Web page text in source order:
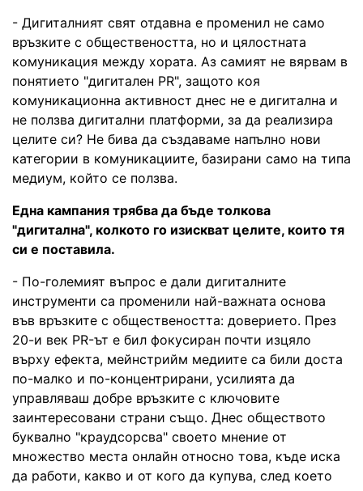
- Дигиталният свят отдавна е променил не само
връзките с обществеността, но и цялостната
комуникация между хората. Аз самият не вярвам в
понятието "дигитален PR", защото коя
комуникационна активност днес не е дигитална и
не ползва дигитални платформи, за да реализира
целите си? Не бива да създаваме напълно нови
категории в комуникациите, базирани само на типа
медиум, който се ползва.
Една кампания трябва да бъде толкова
"дигитална", колкото го изискват целите, които тя
си е поставила.
- По-големият въпрос е дали дигиталните
инструменти са променили най-важната основа
във връзките с обществеността: доверието. През
20-и век PR-ът е бил фокусиран почти изцяло
върху ефекта, мейнстрийм медиите са били доста
по-малко и по-концентрирани, усилията да
управляваш добре връзките с ключовите
заинтересовани страни също. Днес обществото
буквално "краудсорсва" своето мнение от
множество места онлайн относно това, къде иска
да работи, какво и от кого да купува, след което